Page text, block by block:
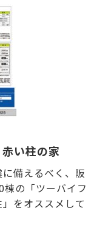
い柱の家
備えるべく、阪
の「ツーバイフ
をオススメして